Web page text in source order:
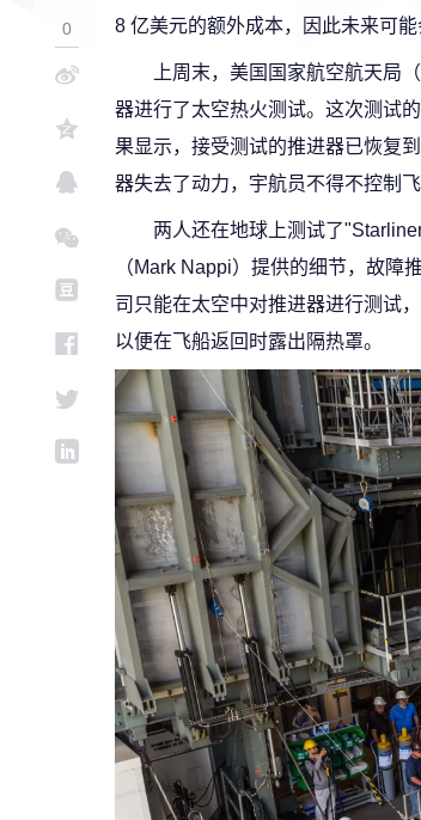
8 亿美元的额外成本，因此未来可能
上周末，美国国家航空航天局
器进行了太空热火测试。这次测试
果显示，接受测试的推进器已恢复
器失去了动力，宇航员不得不控制飞
两人还在地球上测试了
（Mark Nappi）提供的细节，故
司只能在太空中对推进器进行测试
以便在飞船返回时露出隔热罩。
0